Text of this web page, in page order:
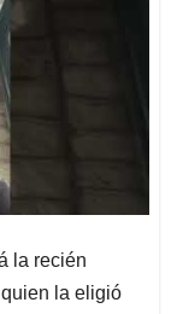
la recién
la eligió